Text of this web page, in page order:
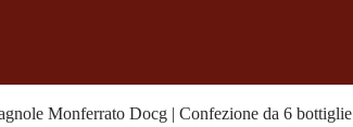
Monferrato Docg | Confezione da 6 bottiglie